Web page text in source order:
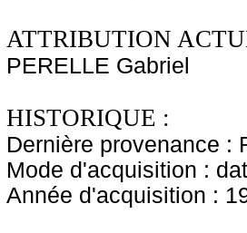
ATTRIBUTION
PERELLE Gabriel
HISTORIQUE :
Dernière provenance :
Mode d'acquisition :
Année d'acquisition :